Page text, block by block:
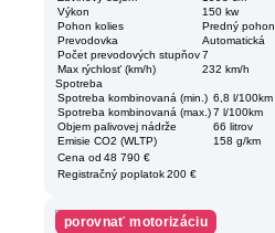
Výkon
150 kw
Pohon kolies
Predný pohon
Prevodovka
Automatická
Počet prevodových stupňov 7
Max rýchlosť (km/h)
232 km/h
Spotreba
Spotreba kombinovaná (min.) 6,8 l/100km
Spotreba kombinovaná (max.) 7 l/100km
Objem palivovej nádrže
66 litrov
Emisie CO2 (WLTP)
158 g/km
Cena od 48 790 €
Registračný poplatok 200 €
porovnať motorizáciu